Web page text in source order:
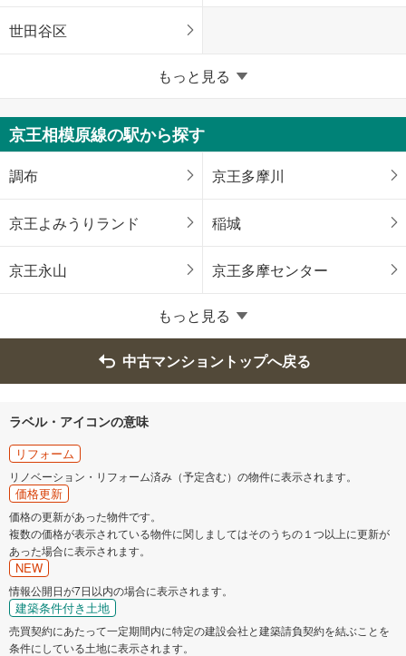
世田谷区
八王子市 立川市
武蔵野市 三鷹市
青梅市 府中市
昭島市 調布市
小金井市
日野市
国立市
狛江市
清瀬市 東久留米市
武蔵村山市 多摩市
稲城市 羽村市
もっと見る
京王相模原線の駅から探す
調布 京王多摩川
京王よみうりランド 稲城
京王永山 京王多摩センター
もっと見る
中古マンショントップへ戻る
ラベル・アイコンの意味
リフォーム
リノベーション・リフォーム済み（予定含む）の物件に表示されます。
価格更新
価格の更新があった物件です。
複数の価格が表示されている物件に関しましてはそのうちの１つ以上に更新が
あった場合に表示されます。
NEW
情報公開日が7日以内の場合に表示されます。
建築条件付き土地
売買契約にあたって一定期間内に特定の建設会社と建築請負契約を結ぶことを
条件にしている土地に表示されます。